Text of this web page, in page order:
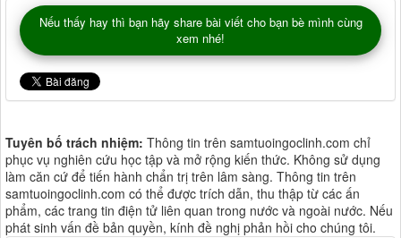
Nếu thấy hay thì bạn hãy share bài viết cho bạn bè mình cùng
xem nhé!
Tuyên bố trách nhiệm: Thông tin trên samtuoingoclinh.com chỉ
phục vụ nghiên cứu học tập và mở rộng kiến thức. Không sử dụng
làm căn cứ để tiến hành chẩn trị trên lâm sàng. Thông tin trên
samtuoingoclinh.com có thể được trích dẫn, thu thập từ các ấn
phẩm, các trang tin điện tử liên quan trong nước và ngoài nước. Nếu
phát sinh vấn đề bản quyền, kính đề nghị phản hồi cho chúng tôi.